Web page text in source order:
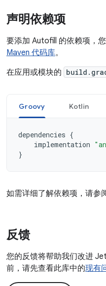
声明依赖项
要添加 Autofill 的依赖项，
Maven 代码库。
在应用或模块的
Groovy Kotlin
dependencies {
implementation
}
如需详细了解依赖项，请参
反馈
您的反馈将帮助我们改进
前，请先查看此库中的现有